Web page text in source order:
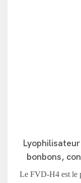
bonbons,
Le FVD-H4 est le